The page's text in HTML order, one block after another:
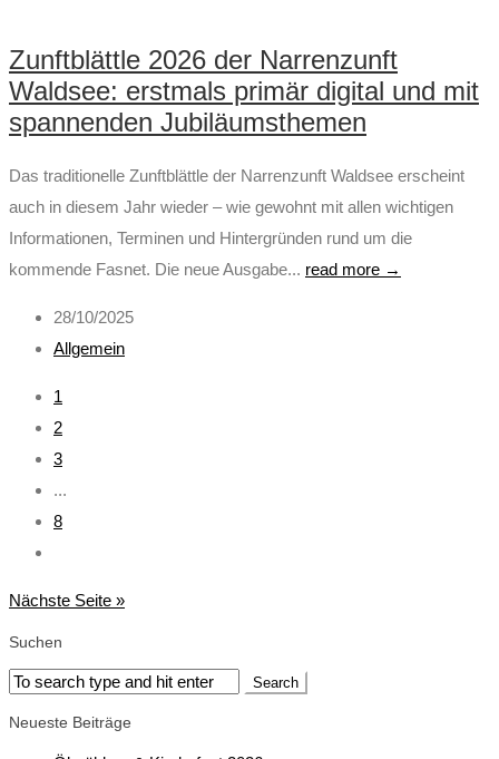
Zunftblättle 2026 der Narrenzunft
Waldsee: erstmals primär digital und mit
spannenden Jubiläumsthemen
Das traditionelle Zunftblättle der Narrenzunft Waldsee erscheint
auch in diesem Jahr wieder – wie gewohnt mit allen wichtigen
Informationen, Terminen und Hintergründen rund um die
kommende Fasnet. Die neue Ausgabe... read more →
28/10/2025
Allgemein
1
2
3
...
8
Nächste Seite »
Suchen
Neueste Beiträge